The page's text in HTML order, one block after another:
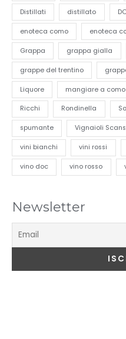
Distillati distillato
enoteca como enoteca
Grappa grappa gialla
grappe del trentino
Liquore mangiare a como
Ricchi Rondinella
spumante Vignaioli
vini bianchi vini rossi
vino doc vino rosso
Newsletter